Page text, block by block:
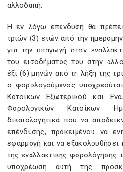
αλλοδαπή.
Η εν λόγω επένδυση θα
τριών (3) ετών από την
για την υπαγωγή στον
του εισοδήματός του στην
έξι (6) μηνών από τη λήξη της
ο φορολογούμενος
Κατοίκων Εξωτερικού και
Φορολογικών Κατοίκων
δικαιολογητικά που να
επένδυσης, προκειμένου να
εφαρμογή και να
της εναλλακτικής
υποχρέωση αυτή της